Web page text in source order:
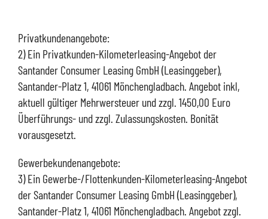
Privatkundenangebote:
2) Ein Privatkunden-Kilometerleasing-Angebot der
Santander Consumer Leasing GmbH (Leasinggeber),
Santander-Platz 1, 41061 Mönchengladbach. Angebot inkl,
aktuell gültiger Mehrwersteuer und zzgl. 1450,00 Euro
Überführungs- und zzgl. Zulassungskosten. Bonität
vorausgesetzt.
Gewerbekundenangebote:
3) Ein Gewerbe-/Flottenkunden-Kilometerleasing-Angebot
der Santander Consumer Leasing GmbH (Leasinggeber),
Santander-Platz 1, 41061 Mönchengladbach. Angebot zzgl.